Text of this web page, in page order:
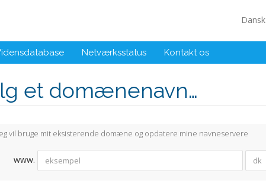
Dansk
Netværksstatus Kontakt os
et domænenavn…
vil bruge mit eksisterende domæne og opdatere mine navneservere
www.